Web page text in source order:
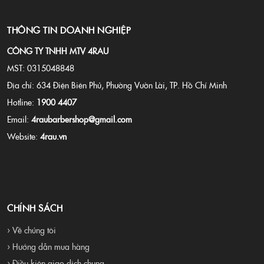
THÔNG TIN DOANH NGHIỆP
CÔNG TY TNHH MTV 4RAU
MST: 0315048848
Địa chỉ: 634 Điện Biên Phủ, Phường Vườn Lài, TP. Hồ Chí Minh
Hotline: 1900 4407
Email: 4raubarbershop@gmail.com
Website: 4rau.vn
CHÍNH SÁCH
› Về chúng tôi
› Hướng dẫn mua hàng